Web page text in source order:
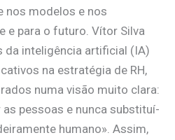
nos modelos e nos
e para o futuro. Vítor Silva
da inteligência artificial (IA)
na estratégia de RH,
numa visão muito clara:
pessoas e nunca substituí-
humano». Assim,